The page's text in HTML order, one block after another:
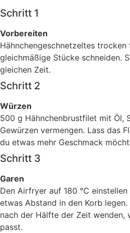
Schritt 1
Vorbereiten
Hähnchengeschnetzeltes
gleichmäßige Stücke schneiden.
gleichen Zeit.
Schritt 2
Würzen
500 g Hähnchenbrustfilet mit Öl,
Gewürzen vermengen. Lass das
du etwas mehr Geschmack
Schritt 3
Garen
Den Airfryer auf 180 °C
etwas Abstand in den Korb
nach der Hälfte der Zeit wenden,
passt.